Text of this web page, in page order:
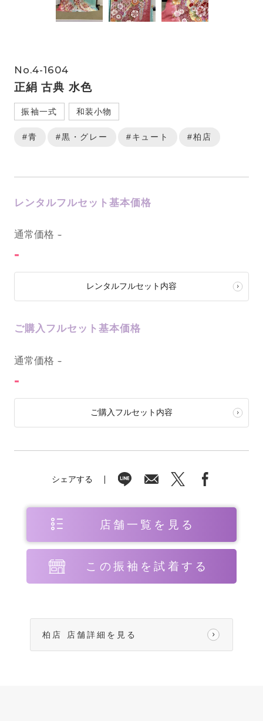
No.4-1604
正絹 古典 水色
振袖一式 和装小物
#青 #黒・グレー #キュート #柏店
レンタルフルセット基本価格
通常価格 -
-
レンタルフルセット内容
ご購入フルセット基本価格
通常価格 -
-
ご購入フルセット内容
シェアする
店舗一覧を見る
この振袖を試着する
柏店 店舗詳細を見る